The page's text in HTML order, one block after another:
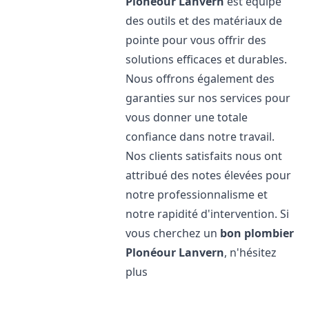
des outils et des matériaux de
pointe pour vous offrir des
solutions efficaces et durables.
Nous offrons également des
garanties sur nos services pour
vous donner une totale
confiance dans notre travail.
Nos clients satisfaits nous ont
attribué des notes élevées pour
notre professionnalisme et
notre rapidité d'intervention. Si
vous cherchez un bon plombier
Plonéour Lanvern, n'hésitez
plus